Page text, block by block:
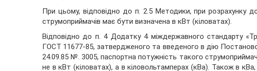
При цьому, відповідно до п. 2.5 Методики, при розрахунку
струмоприймачів має бути визначена в кВт (кіловатах).
Відповідно до п. 4 Додатку 4 міждержавного стандарту
ГОСТ 11677-85, затвердженого та введеного в дію
24.09.85 №. 3005, паспортна потужність такого
не в кВт (кіловатах), а в кіловольтамперах (кВа). Також в